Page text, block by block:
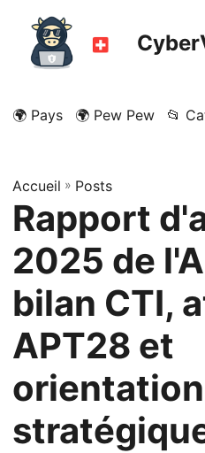
🌍 Pays 🌍 Pew Pew 📂
Accueil » Posts
Rapport
2025 de
bilan CTI,
APT28 et